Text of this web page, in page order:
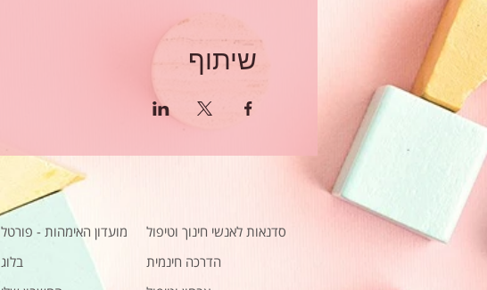
שיתוף
מועדון האימהות - פורטל
בלוג
סדנאות לאנשי חינוך וטיפול
הדרכה חינמית